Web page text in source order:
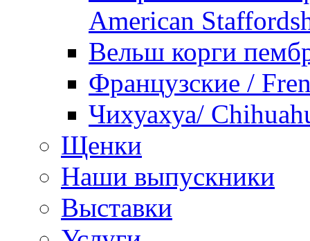
American
Вельш корги
Французские /
Чихуахуа/
Щенки
Наши выпускники
Выставки